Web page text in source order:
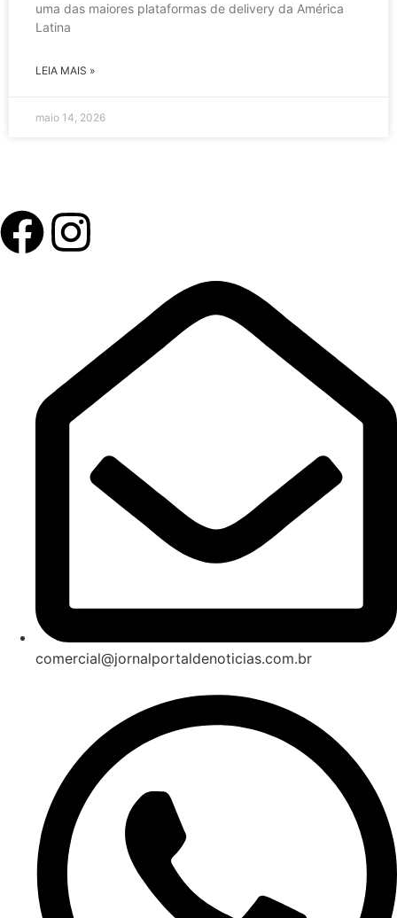
uma das maiores plataformas de delivery da América
Latina
LEIA MAIS »
maio 14, 2026
comercial@jornalportaldenoticias.com.br